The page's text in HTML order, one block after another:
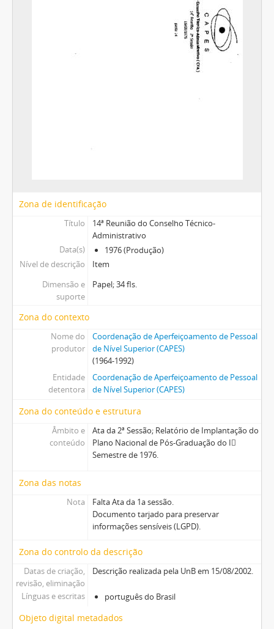
Zona de identificação
Título
14ª Reunião do Conselho Técnico-
Administrativo
Data(s)
1976 (Produção)
Nível de descrição
Item
Dimensão e
suporte
Papel; 34 fls.
Zona do contexto
Nome do
produtor
Coordenação de Aperfeiçoamento de Pessoal
de Nível Superior (CAPES)
(1964-1992)
Entidade
detentora
Coordenação de Aperfeiçoamento de Pessoal
de Nível Superior (CAPES)
Zona do conteúdo e estrutura
Âmbito e
conteúdo
Ata da 2ª Sessão; Relatório de Implantação do
Plano Nacional de Pós-Graduação do I
Semestre de 1976.
Zona das notas
Nota
Falta Ata da 1a sessão.
Documento tarjado para preservar
informações sensíveis (LGPD).
Zona do controlo da descrição
Datas de criação,
revisão, eliminação
Descrição realizada pela UnB em 15/08/2002.
Línguas e escritas português do Brasil
Objeto digital metadados